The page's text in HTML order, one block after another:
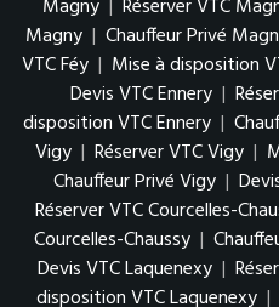
Magny | Réserver VTC
Magny | Chauffeur Privé
VTC Féy | Mise à disposition
Devis VTC Ennery |
disposition VTC Ennery |
Vigy | Réserver VTC Vigy |
Chauffeur Privé Vigy |
Réserver VTC Courcelles-
Courcelles-Chaussy |
Devis VTC Laquenexy |
disposition VTC Laquenexy |